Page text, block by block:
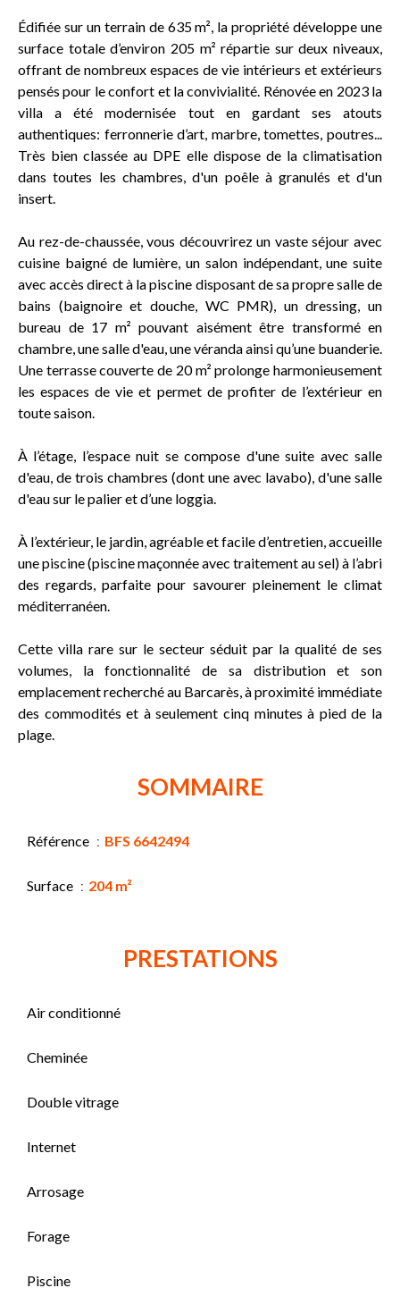
Édifiée sur un terrain de 635 m², la propriété développe une
surface totale d’environ 205 m² répartie sur deux niveaux,
offrant de nombreux espaces de vie intérieurs et extérieurs
pensés pour le confort et la convivialité. Rénovée en 2023 la
villa a été modernisée tout en gardant ses atouts
authentiques: ferronnerie d’art, marbre, tomettes, poutres...
Très bien classée au DPE elle dispose de la climatisation
dans toutes les chambres, d'un poêle à granulés et d'un
insert.
Au rez-de-chaussée, vous découvrirez un vaste séjour avec
cuisine baigné de lumière, un salon indépendant, une suite
avec accès direct à la piscine disposant de sa propre salle de
bains (baignoire et douche, WC PMR), un dressing, un
bureau de 17 m² pouvant aisément être transformé en
chambre, une salle d'eau, une véranda ainsi qu’une buanderie.
Une terrasse couverte de 20 m² prolonge harmonieusement
les espaces de vie et permet de profiter de l’extérieur en
toute saison.
À l’étage, l’espace nuit se compose d'une suite avec salle
d'eau, de trois chambres (dont une avec lavabo), d'une salle
d'eau sur le palier et d’une loggia.
À l’extérieur, le jardin, agréable et facile d’entretien, accueille
une piscine (piscine maçonnée avec traitement au sel) à l’abri
des regards, parfaite pour savourer pleinement le climat
méditerranéen.
Cette villa rare sur le secteur séduit par la qualité de ses
volumes, la fonctionnalité de sa distribution et son
emplacement recherché au Barcarès, à proximité immédiate
des commodités et à seulement cinq minutes à pied de la
plage.
SOMMAIRE
Référence BFS 6642494
Surface 204 m²
PRESTATIONS
Air conditionné
Cheminée
Double vitrage
Internet
Arrosage
Forage
Piscine